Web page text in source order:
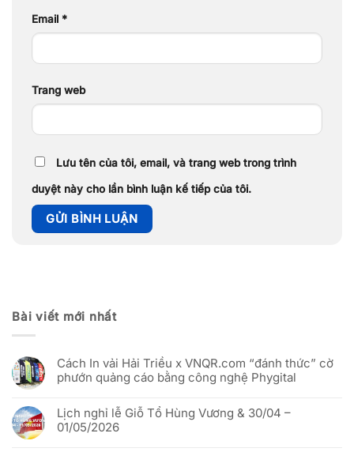
Email *
Trang web
Lưu tên của tôi, email, và trang web trong trình
duyệt này cho lần bình luận kế tiếp của tôi.
Bài viết mới nhất
Cách In vải Hải Triều x VNQR.com “đánh thức” cờ
phướn quảng cáo bằng công nghệ Phygital
bình
luận
ở
Lịch nghỉ lễ Giỗ Tổ Hùng Vương & 30/04 –
01/05/2026